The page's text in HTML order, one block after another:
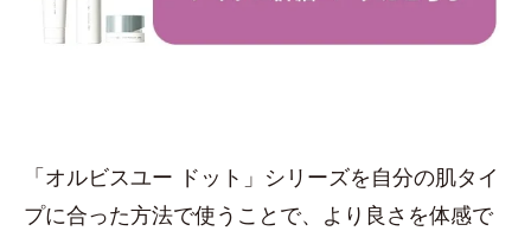
「オルビスユー ドット」シリーズを自分の肌タイ
プに合った方法で使うことで、より良さを体感で